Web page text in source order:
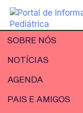
SOBRE NÓS
NOTÍCIAS
AGENDA
PAIS E AMIGOS